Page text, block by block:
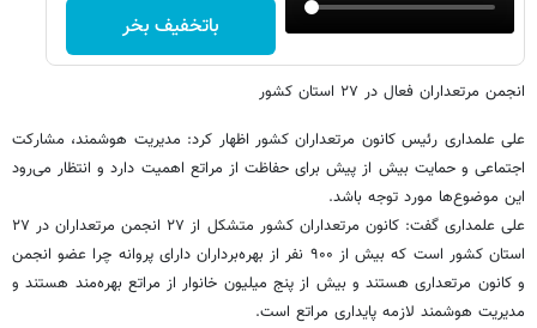
باتخفیف بخر
انجمن مرتعداران فعال در ۲۷ استان کشور
علی علمداری رئیس کانون مرتعداران کشور اظهار کرد: مدیریت هوشمند، مشارکت
اجتماعی و حمایت بیش از پیش برای حفاظت از مراتع اهمیت دارد و انتظار می‌رود
این موضوع‌ها مورد توجه باشد.
علی علمداری گفت: کانون مرتعداران کشور متشکل از ۲۷ انجمن مرتعداران در ۲۷
استان کشور است که بیش از ۹۰۰ نفر از بهره‌برداران دارای پروانه چرا عضو انجمن‌
و کانون مرتعداری هستند و بیش از پنج میلیون خانوار از مراتع بهره‌مند هستند و
مدیریت هوشمند لازمه پایداری مراتع است.